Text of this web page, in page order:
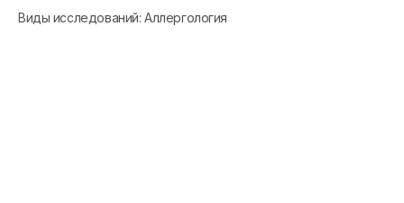
Виды исследований: Аллергология